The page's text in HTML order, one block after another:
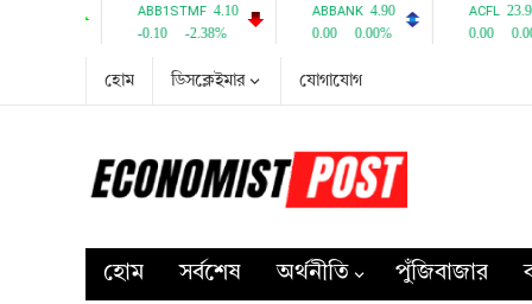
হোম ডিসক্লেইমার যোগাযোগ
হোম সর্বশেষ অর্থনীতি পুঁজিবাজার